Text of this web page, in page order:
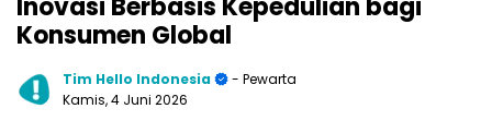
Inovasi Berbasis Kepedulian bagi
Konsumen Global
Tim Hello Indonesia
- Pewarta
Kamis, 4 Juni 2026